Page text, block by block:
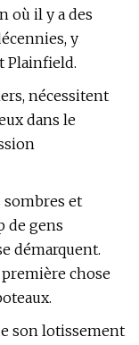
où il y a des
y
Plainfield.
nécessitent
dans le
sombres et
de gens
démarquent.
chose
son lotissement